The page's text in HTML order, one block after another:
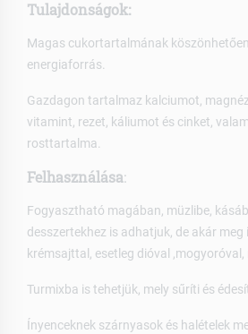
Tulajdonságok:
Magas cukortartalmának
energiaforrás.
Gazdagon tartalmaz kalciumot,
vitamint, rezet, káliumot és cinket,
rosttartalma.
Felhasználása:
Fogyasztható magában, müzlibe,
desszertekhez is adhatjuk, de akár meg
krémsajttal, esetleg dióval
Turmixba is tehetjük, mely sűríti és
Ínyenceknek szárnyasok és halételek